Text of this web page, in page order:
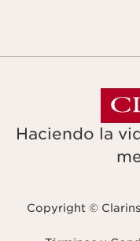
Haciendo la
Copyright ©